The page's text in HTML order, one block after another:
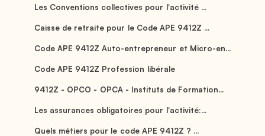
Les Conventions collectives pour l'activité ...
Caisse de retraite pour le Code APE 9412Z ...
Code APE 9412Z Auto-entrepreneur et Micro-en...
Code APE 9412Z Profession libérale
9412Z - OPCO - OPCA - Instituts de Formation...
Les assurances obligatoires pour l'activité:...
Quels métiers pour le code APE 9412Z ? ...